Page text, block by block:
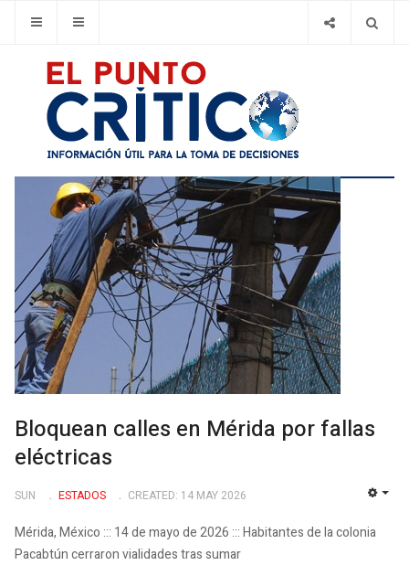
Bloquean calles en Mérida por fallas
eléctricas
SUN ESTADOS CREATED: 14 MAY 2026
Mérida, México ::: 14 de mayo de 2026 ::: Habitantes de la colonia
Pacabtún cerraron vialidades tras sumar